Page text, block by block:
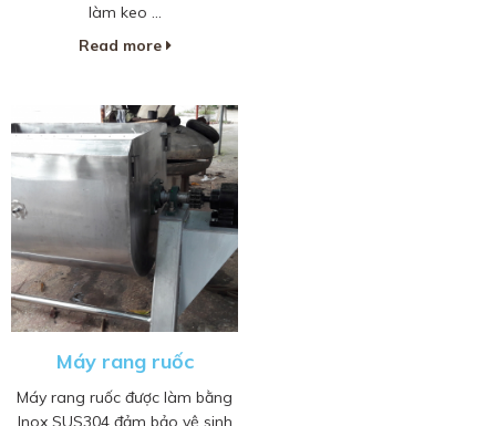
làm keo ...
Read more
Máy rang ruốc
Máy rang ruốc được làm bằng